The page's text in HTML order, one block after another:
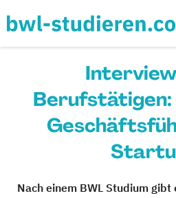
Berufstätigen:
Nach einem BWL Studium gibt